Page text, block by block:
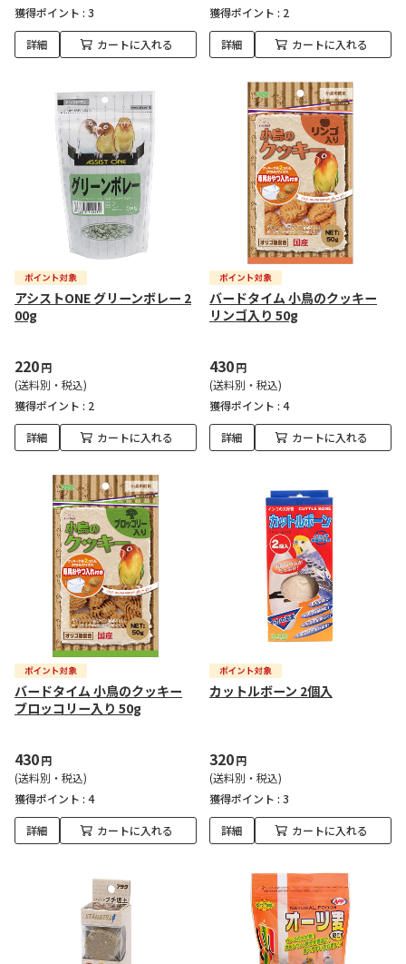
獲得ポイント : 3
詳細 カートに入れる
獲得ポイント : 2
詳細 カートに入れる
アシストONE グリーンボレー 2
00g
220円
(送料別・税込)
獲得ポイント : 2
詳細 カートに入れる
バードタイム 小鳥のクッキー
リンゴ入り 50g
430円
(送料別・税込)
獲得ポイント : 4
詳細 カートに入れる
バードタイム 小鳥のクッキー
ブロッコリー入り 50g
430円
(送料別・税込)
獲得ポイント : 4
詳細 カートに入れる
カットルボーン 2個入
320円
(送料別・税込)
獲得ポイント : 3
詳細 カートに入れる